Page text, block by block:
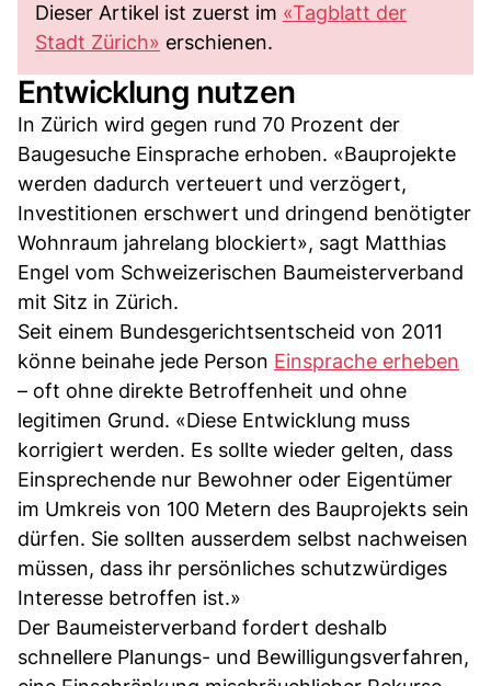
Dieser Artikel ist zuerst im «Tagblatt der
Stadt Zürich» erschienen.
Entwicklung nutzen
In Zürich wird gegen rund 70 Prozent der
Baugesuche Einsprache erhoben. «Bauprojekte
werden dadurch verteuert und verzögert,
Investitionen erschwert und dringend benötigter
Wohnraum jahrelang blockiert», sagt Matthias
Engel vom Schweizerischen Baumeisterverband
mit Sitz in Zürich.
Seit einem Bundesgerichtsentscheid von 2011
könne beinahe jede Person Einsprache erheben
– oft ohne direkte Betroffenheit und ohne
legitimen Grund. «Diese Entwicklung muss
korrigiert werden. Es sollte wieder gelten, dass
Einsprechende nur Bewohner oder Eigentümer
im Umkreis von 100 Metern des Bauprojekts sein
dürfen. Sie sollten ausserdem selbst nachweisen
müssen, dass ihr persönliches schutzwürdiges
Interesse betroffen ist.»
Der Baumeisterverband fordert deshalb
schnellere Planungs- und Bewilligungsverfahren,